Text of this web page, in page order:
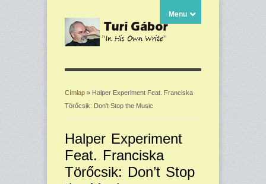
Menu
Jelenlegi hely
Címlap » Halper Experiment Feat. Franciska
Törőcsik: Don’t Stop the Music
Halper Experiment
Feat. Franciska
Törőcsik: Don’t Stop